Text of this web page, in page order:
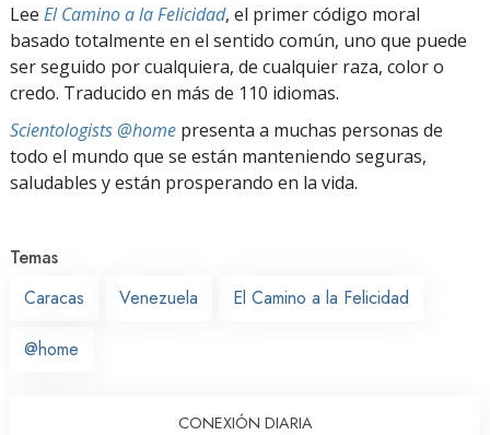
Lee El Camino a la Felicidad, el primer código moral
basado totalmente en el sentido común, uno que puede
ser seguido por cualquiera, de cualquier raza, color o
credo. Traducido en más de 110 idiomas.
Scientologists @home presenta a muchas personas de
todo el mundo que se están manteniendo seguras,
saludables y están prosperando en la vida.
Temas
Caracas
Venezuela El Camino a la Felicidad
@home
CONEXIÓN DIARIA